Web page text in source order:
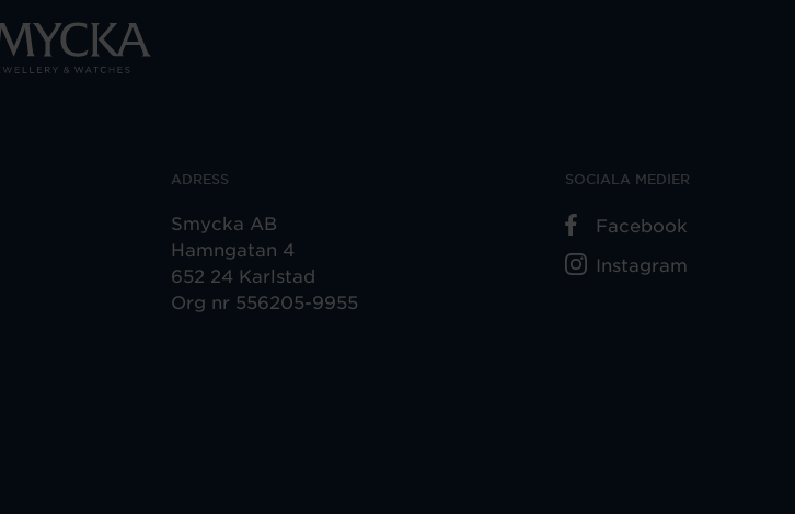
ADRESS
Smycka AB
Hamngatan 4
652 24 Karlstad
Org nr 556205-9955
SOCIALA MEDIER
Facebook
Instagram